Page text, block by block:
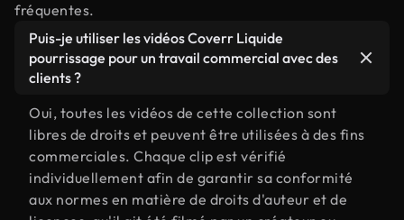
fréquentes.
Puis-je utiliser les vidéos Coverr Liquide
pourrissage pour un travail commercial avec des
clients ?
Oui, toutes les vidéos de cette collection sont
libres de droits et peuvent être utilisées à des fins
commerciales. Chaque clip est vérifié
individuellement afin de garantir sa conformité
aux normes en matière de droits d'auteur et de